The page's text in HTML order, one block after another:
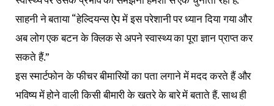
साहनी ने बताया “हेल्दियन्स ऐप में इस परेशानी पर ध्यान दिया गया और
अब लोग एक बटन के क्लिक से अपने स्वास्थ्य का पूरा ज्ञान प्राप्त कर
सकते हैं.”
इस स्मार्टफोन के फीचर बीमारियों का पता लगाने में मदद करते हैं और
भविष्य में होने वाली किसी बीमारी के खतरे के बारे में बताते हैं. साथ ही